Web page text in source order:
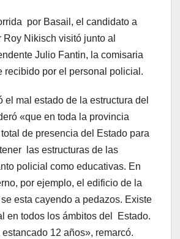
por Basail, el candidato a
Nikisch visitó junto al
Julio Fantin, la comisaria
recibido por el personal policial.
el mal estado de la estructura del
«que en toda la provincia
de presencia del Estado para
las estructuras de las
policial como educativas. En
por ejemplo, el edificio de la
esta cayendo a pedazos. Existe
en todos los ámbitos del Estado.
12 años», remarcó.